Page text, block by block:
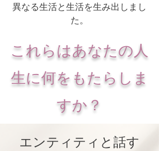
異なる生活と生活を生み出しまし
た。
これらはあなたの人
生に何をもたらしま
すか？
エンティティと話す